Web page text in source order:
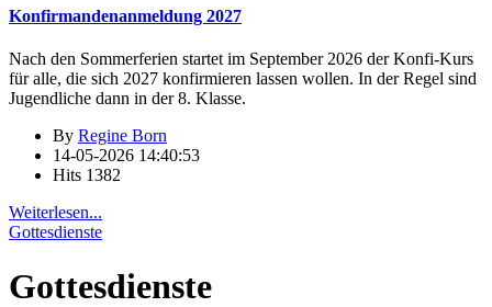
Konfirmandenanmeldung 2027
Nach den Sommerferien startet im September 2026 der Konfi-Kurs
für alle, die sich 2027 konfirmieren lassen wollen. In der Regel sind
Jugendliche dann in der 8. Klasse.
By Regine Born
14-05-2026 14:40:53
Hits 1382
Weiterlesen...
Gottesdienste
Gottesdienste